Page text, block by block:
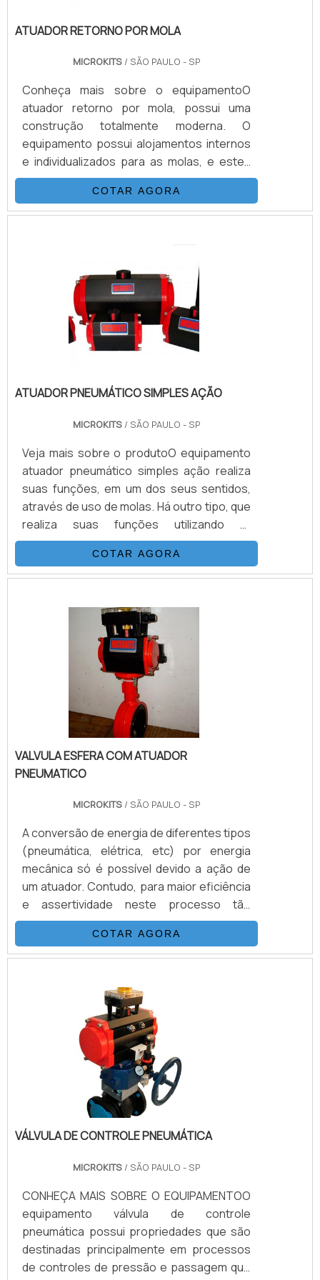
ATUADOR RETORNO POR MOLA
MICROKITS/ SÃO PAULO - SP
Conheça mais sobre o equipamentoO
atuador retorno por mola, possui uma
construção totalmente moderna. O
equipamento possui alojamentos internos
e individualizados para as molas, e estes
podem ser utilizados conforme a
necessidade de torque para cada
aplicação.Diferente de outros modelos que
usuário maiores amplitudes na equalização
de torque, para cada tipo de válvula a ser
aplicada.Além de ser previamente
tensionad.
COTAR AGORA
ATUADOR PNEUMÁTICO SIMPLES AÇÃO
MICROKITS/ SÃO PAULO - SP
Veja mais sobre o produtoO equipamento
atuador pneumático simples ação realiza
suas funções, em um dos seus sentidos,
através de uso de molas. Há outro tipo, que
realiza suas funções utilizando ar
comprimido que tem de vencer o torque da
válvula mais a força das molas. Quanto mais
as molas de ar comprimido necessitará
o acionamento da válvula em si.Utilização
do atuador pneumático simples açãoO
atuador pneumático simples ação pode ser
usado em vários tip.
COTAR AGORA
VALVULA ESFERA COM ATUADOR
PNEUMATICO
MICROKITS/ SÃO PAULO - SP
A conversão de energia de diferentes tipos
(pneumática, elétrica, etc) por energia
mecânica só é possível devido a ação de
um atuador. Contudo, para maior eficiência
e assertividade neste processo tão
delicado, é necessário o uso de um
equipamento específico para melhor
rendimento. É aí que se faz necessário o
pneumático para alcançar realmente os
resultados esperados. Enquanto o atuador
pneumático foca no processo em si de
conversões energéticas, a válvula, por.
COTAR AGORA
VÁLVULA DE CONTROLE PNEUMÁTICA
MICROKITS/ SÃO PAULO - SP
CONHEÇA MAIS SOBRE O EQUIPAMENTOO
equipamento válvula de controle
pneumática possui propriedades que são
destinadas principalmente em processos
de controles de pressão e passagem que